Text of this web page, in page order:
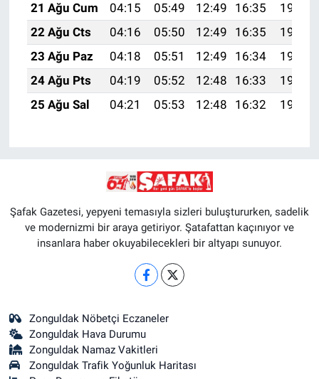
21 Ağu Cum
04:15 05:49 12:49 16:35
19:39
22 Ağu Cts
04:16 05:50 12:49 16:35
19:37
23 Ağu Paz
04:18 05:51 12:49 16:34
19:36
24 Ağu Pts
04:19 05:52 12:48 16:33
19:34
25 Ağu Sal
04:21 05:53 12:48 16:32 19:33
Şafak Gazetesi, yepyeni temasıyla sizleri buluştururken, sadelik
ve modernizmi bir araya getiriyor. Şatafattan kaçınıyor ve
insanlara haber okuyabilecekleri bir altyapı sunuyor.
Zonguldak Nöbetçi Eczaneler
Zonguldak Hava Durumu
Zonguldak Namaz Vakitleri
Zonguldak Trafik Yoğunluk Haritası